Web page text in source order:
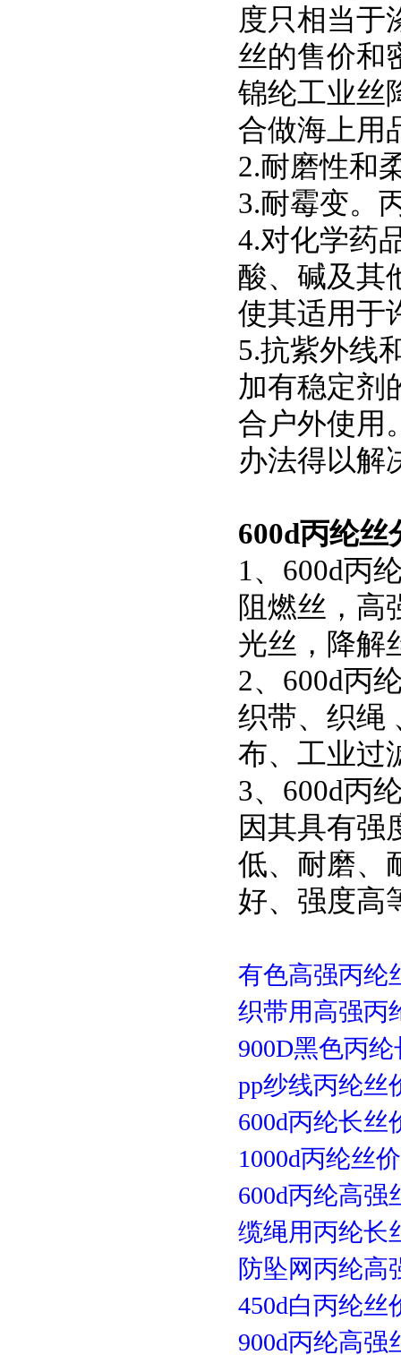
度只相当于
丝的售价和
锦纶工业丝
合做海上用
2.耐磨性和
3.耐霉变。
4.对化学药
酸、碱及其
使其适用于
5.抗紫外线
加有稳定剂
合户外使用
办法得以解
600d丙纶丝
1、600d丙
阻燃丝，高
光丝，降解
2、600d丙
织带、织绳
布、工业过
3、600d丙
因其具有强
低、耐磨、
好、强度高
有色高强丙纶
织带用高强丙
900D黑色丙
pp纱线丙纶丝
600d丙纶长丝
1000d丙纶丝
600d丙纶高强
缆绳用丙纶长
防坠网丙纶高
450d白丙纶丝
900d丙纶高强